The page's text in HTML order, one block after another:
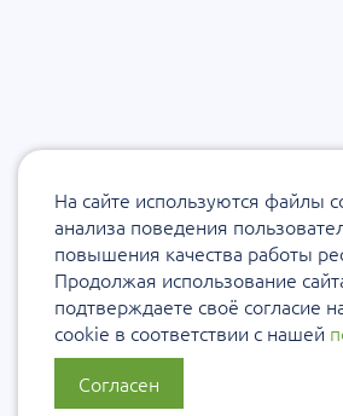
На сайте используются файлы
анализа поведения
повышения качества работы
Продолжая использование
подтверждаете своё согласие
cookie в соответствии с нашей
Согласен